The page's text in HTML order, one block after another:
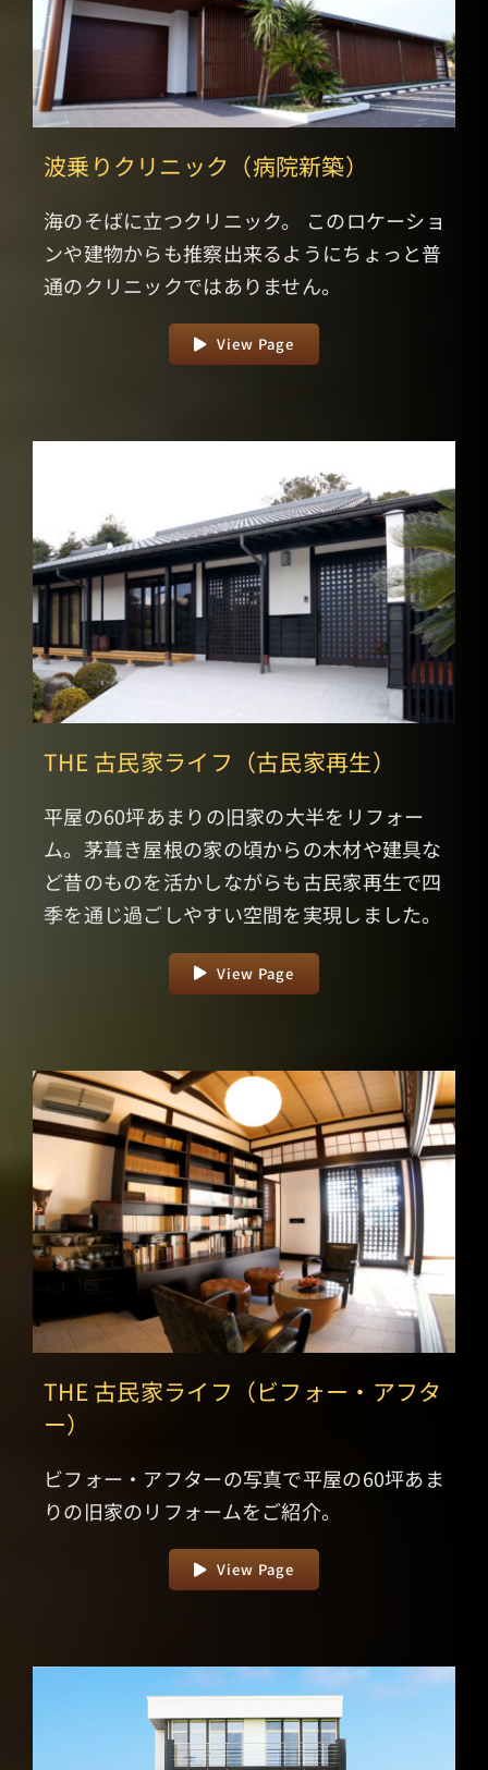
波乗りクリニック（病院新築）
海のそばに立つクリニック。 このロケーショ
ンや建物からも推察出来るようにちょっと普
通のクリニックではありません。
View Page
THE 古民家ライフ（古民家再生）
平屋の60坪あまりの旧家の大半をリフォー
ム。茅葺き屋根の家の頃からの木材や建具な
ど昔のものを活かしながらも古民家再生で四
季を通じ過ごしやすい空間を実現しました。
View Page
THE 古民家ライフ（ビフォー・アフタ
ー）
ビフォー・アフターの写真で平屋の60坪あま
りの旧家のリフォームをご紹介。
View Page